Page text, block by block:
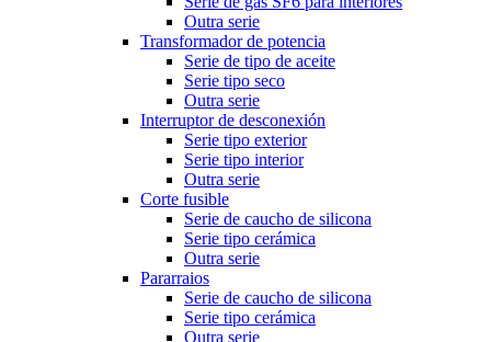
Outra serie
Transformador de potencia
Serie de tipo de aceite
Serie tipo seco
Outra serie
Interruptor de desconexión
Serie tipo exterior
Serie tipo interior
Outra serie
Corte fusible
Serie de caucho de silicona
Serie tipo cerámica
Outra serie
Pararraios
Serie de caucho de silicona
Serie tipo cerámica
Outra serie